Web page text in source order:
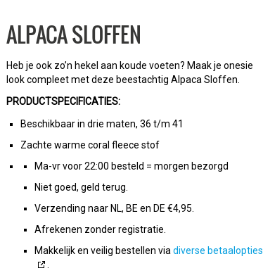
ALPACA SLOFFEN
Heb je ook zo’n hekel aan koude voeten? Maak je onesie
look compleet met deze beestachtig Alpaca Sloffen.
PRODUCTSPECIFICATIES:
Beschikbaar in drie maten, 36 t/m 41
Zachte warme coral fleece stof
Ma-vr voor 22:00 besteld = morgen bezorgd
Niet goed, geld terug.
Verzending naar NL, BE en DE €4,95.
Afrekenen zonder registratie.
Makkelijk en veilig bestellen via diverse betaalopties